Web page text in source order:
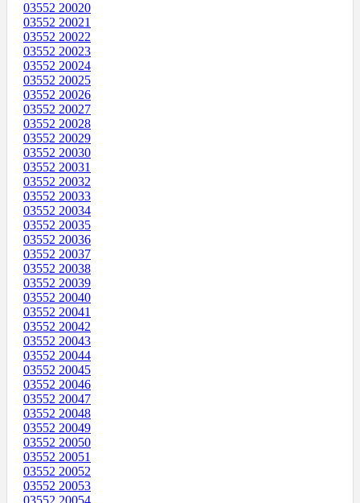
03552 20020
03552 20021
03552 20022
03552 20023
03552 20024
03552 20025
03552 20026
03552 20027
03552 20028
03552 20029
03552 20030
03552 20031
03552 20032
03552 20033
03552 20034
03552 20035
03552 20036
03552 20037
03552 20038
03552 20039
03552 20040
03552 20041
03552 20042
03552 20043
03552 20044
03552 20045
03552 20046
03552 20047
03552 20048
03552 20049
03552 20050
03552 20051
03552 20052
03552 20053
03552 20054